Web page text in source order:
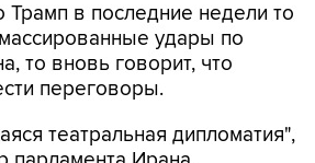
Трамп в последние недели то
удары по
то вновь говорит, что
переговоры.
театральная дипломатия",